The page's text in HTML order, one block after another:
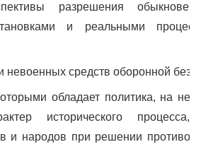
разрешения
и реальными
невоенных средств оборонной
обладает политика, на
исторического процесса,
и народов при решении